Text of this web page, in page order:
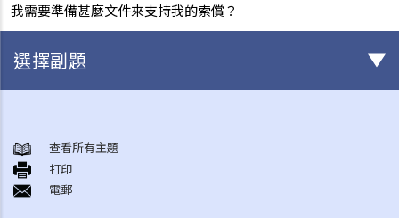
我需要準備甚麼文件來支持我的索償？
選擇副題
A. 火葬
B. 骨灰安置所（靈灰安置所）
C. 土葬
查看所有主題
打印
電郵